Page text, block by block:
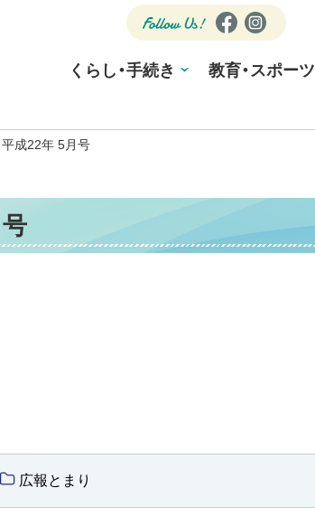
公式SNS
Follow
Us!
Fa
bo
ok
Ins
ra
くらし・手続き 教育・スポーツ
成22年 5月号
広報とまり